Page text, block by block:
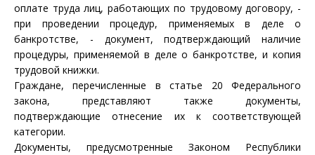
оплате труда лиц, работающих по трудовому договору, -
при проведении процедур, применяемых в деле о
банкротстве, - документ, подтверждающий наличие
процедуры, применяемой в деле о банкротстве, и копия
трудовой книжки.
Граждане, перечисленные встатье 20 Федерального
закона, представляют также документы,
подтверждающие отнесение их к соответствующей
категории.
Документы, предусмотренные Законом Республики